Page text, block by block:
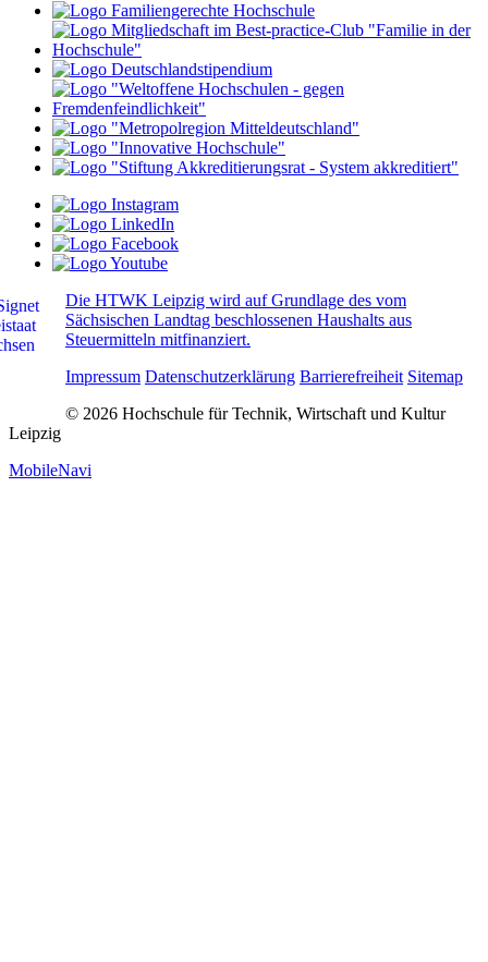
Die HTWK Leipzig wird auf Grundlage des vom
Sächsischen Landtag beschlossenen Haushalts aus
Steuermitteln mitfinanziert.
Impressum Datenschutzerklärung Barrierefreiheit Sitemap
© 2026 Hochschule für Technik, Wirtschaft und Kultur
Leipzig
MobileNavi